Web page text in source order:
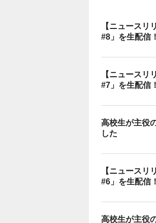
【ニュースリ
#8」を生配信！
【ニュースリ
#7」を生配信！
高校生が主役
した
【ニュースリ
#6」を生配信！
高校生が主役